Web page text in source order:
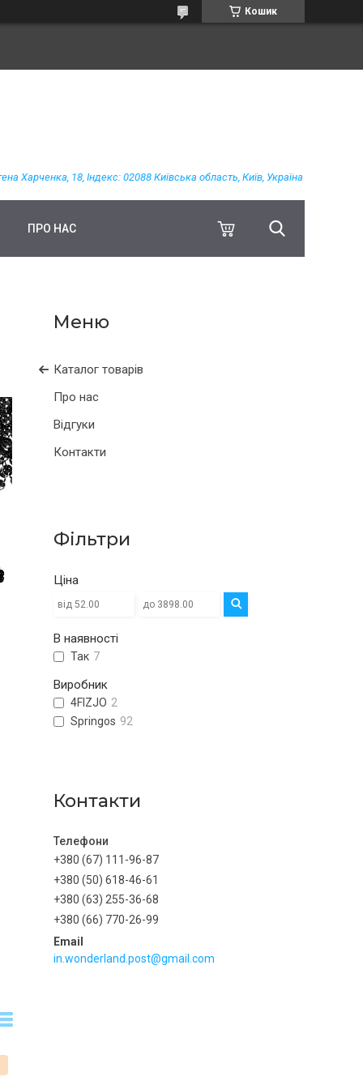
Кошик
Харченка, 18, Індекс: 02088 Київська область, Київ, Україна
ПРО НАС
Каталог товарів
Про нас
Відгуки
Контакти
Фільтри
Ціна
В наявності
Так 7
Виробник
4FIZJO 2
Springos 92
Контакти
+380 (67) 111-96-87
+380 (50) 618-46-61
+380 (63) 255-36-68
+380 (66) 770-26-99
in.wonderland.post@gmail.com